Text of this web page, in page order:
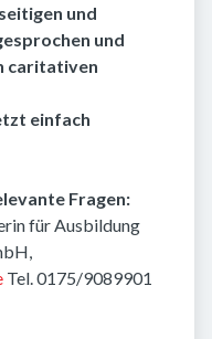
und
und
caritativen
einfach
Fragen:
für Ausbildung
Tel. 0175/9089901